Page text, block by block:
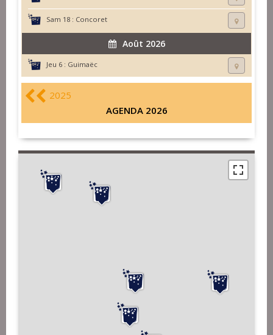
Sam 18 : Concoret
Août 2026
Jeu 6 : Guimaëc
2025
AGENDA 2026